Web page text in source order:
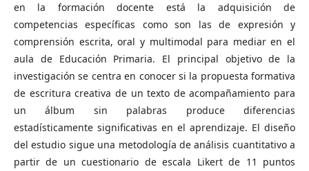
en la formación docente está la adquisición de
competencias específicas como son las de expresión y
comprensión escrita, oral y multimodal para mediar en el
aula de Educación Primaria. El principal objetivo de la
investigación se centra en conocer si la propuesta formativa
de escritura creativa de un texto de acompañamiento para
un álbum sin palabras produce diferencias
estadísticamente significativas en el aprendizaje. El diseño
del estudio sigue una metodología de análisis cuantitativo a
partir de un cuestionario de escala Likert de 11 puntos